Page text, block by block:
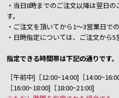
・当日8時までのご注文以降は翌日
す。
・ご注文を頂いてから1～3営業日で
・日時指定については、ご注文から5
指定できる時間帯は下記の通りです。
［午前中]［12:00~14:00]［
［16:00~18:00]［18:00~21:00]